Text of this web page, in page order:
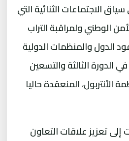
الاجتماعات الثنائية التي
الوطني ولمراقبة التراب
الدول والمنظمات الدولية
الدورة الثالثة والتسعين
الأنتربول، المنعقدة حاليا
تعزيز علاقات التعاون